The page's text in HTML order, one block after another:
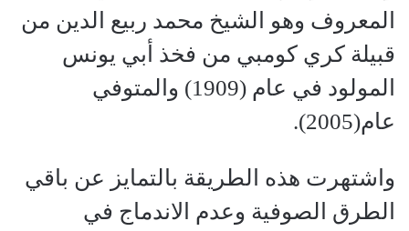
المعروف وهو الشيخ محمد ربيع الدين من
قبيلة كري كومبي من فخذ أبي يونس
المولود في عام (1909) والمتوفي
عام(2005).
واشتهرت هذه الطريقة بالتمايز عن باقي
الطرق الصوفية وعدم الاندماج في